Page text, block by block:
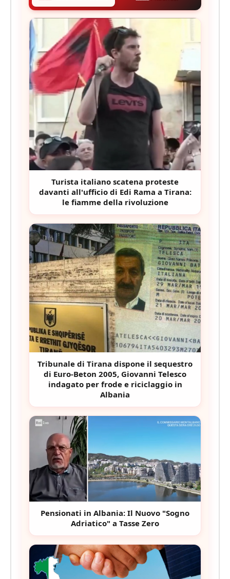
Turista italiano scatena proteste
davanti all'ufficio di Edi Rama a Tirana:
le fiamme della rivoluzione
Tribunale di Tirana dispone il sequestro
di Euro-Beton 2005, Giovanni Telesco
indagato per frode e riciclaggio in
Albania
Pensionati in Albania: Il Nuovo "Sogno
Adriatico" a Tasse Zero